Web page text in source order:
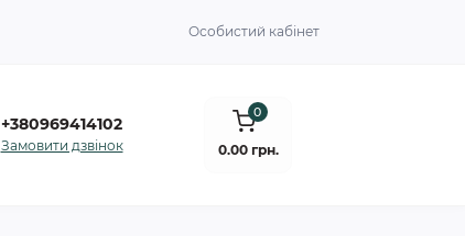
Особистий кабінет
+380969414102
Замовити дзвінок
0
0.00 грн.